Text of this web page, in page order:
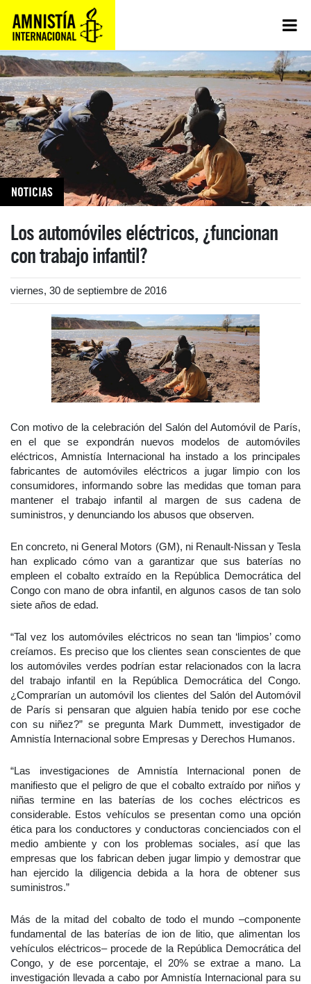
NOTICIAS
Los automóviles eléctricos, ¿funcionan
con trabajo infantil?
viernes, 30 de septiembre de 2016
Con motivo de la celebración del Salón del Automóvil de París,
en el que se expondrán nuevos modelos de automóviles
eléctricos, Amnistía Internacional ha instado a los principales
fabricantes de automóviles eléctricos a jugar limpio con los
consumidores, informando sobre las medidas que toman para
mantener el trabajo infantil al margen de sus cadena de
suministros, y denunciando los abusos que observen.
En concreto, ni General Motors (GM), ni Renault-Nissan y Tesla
han explicado cómo van a garantizar que sus baterías no
empleen el cobalto extraído en la República Democrática del
Congo con mano de obra infantil, en algunos casos de tan solo
siete años de edad.
“Tal vez los automóviles eléctricos no sean tan ‘limpios’ como
creíamos. Es preciso que los clientes sean conscientes de que
los automóviles verdes podrían estar relacionados con la lacra
del trabajo infantil en la República Democrática del Congo.
¿Comprarían un automóvil los clientes del Salón del Automóvil
de París si pensaran que alguien había tenido por ese coche
con su niñez?” se pregunta Mark Dummett, investigador de
Amnistía Internacional sobre Empresas y Derechos Humanos.
“Las investigaciones de Amnistía Internacional ponen de
manifiesto que el peligro de que el cobalto extraído por niños y
niñas termine en las baterías de los coches eléctricos es
considerable. Estos vehículos se presentan como una opción
ética para los conductores y conductoras concienciados con el
medio ambiente y con los problemas sociales, así que las
empresas que los fabrican deben jugar limpio y demostrar que
han ejercido la diligencia debida a la hora de obtener sus
suministros.”
Más de la mitad del cobalto de todo el mundo –componente
fundamental de las baterías de ion de litio, que alimentan los
vehículos eléctricos– procede de la República Democrática del
Congo, y de ese porcentaje, el 20% se extrae a mano. La
investigación llevada a cabo por Amnistía Internacional para su